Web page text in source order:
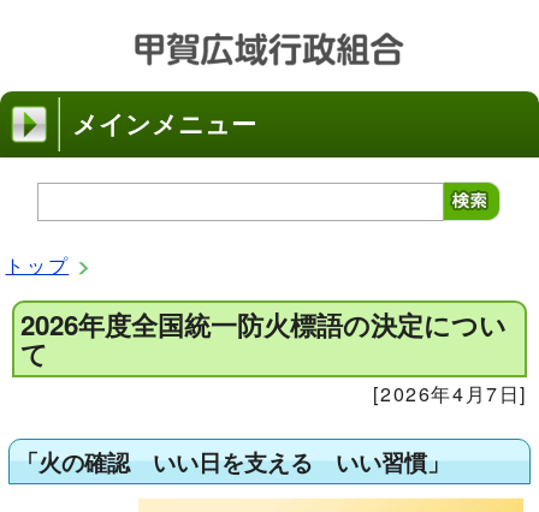
メインメニュー
トップ
2026年度全国統一防火標語の決定につい
て
[2026年4月7日]
「火の確認 いい日を支える いい習慣」